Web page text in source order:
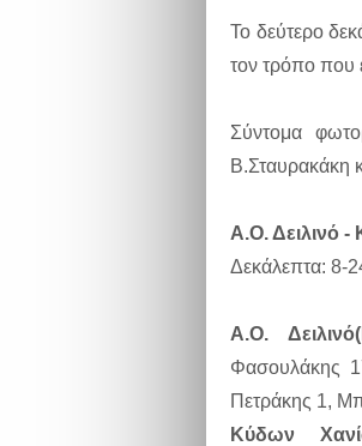
Το δεύτερο
τον τρόπο που
Σύντομα
Β.Σταυρακάκη
Α.Ο. Δειλινό
Δεκάλεπτα: 8-
Α.Ο.
Φασουλάκης
Πετράκης 1,
Κύδων